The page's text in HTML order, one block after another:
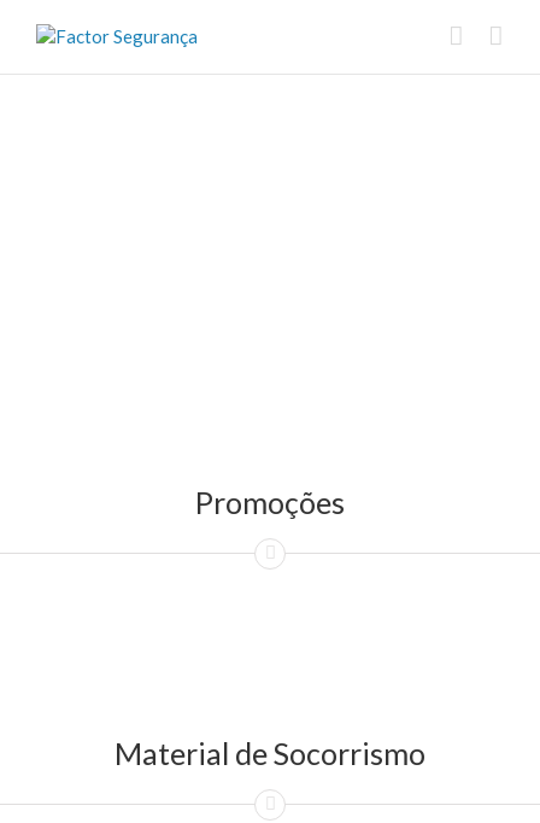
Promoções
Material de Socorrismo